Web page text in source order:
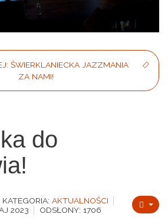
ŚWIERKLANIECKA JAZZMANIA
ZA NAMI!
do
KATEGORIA: AKTUALNOŚCI
2023
ODSŁONY: 1706